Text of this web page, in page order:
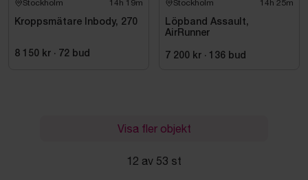
Stockholm 14h 19m
Kroppsmätare Inbody, 270
8 150 kr · 72 bud
Stockholm 14h 25m
Löpband Assault,
AirRunner
7 200 kr · 136 bud
Visa fler objekt
12 av 53 st